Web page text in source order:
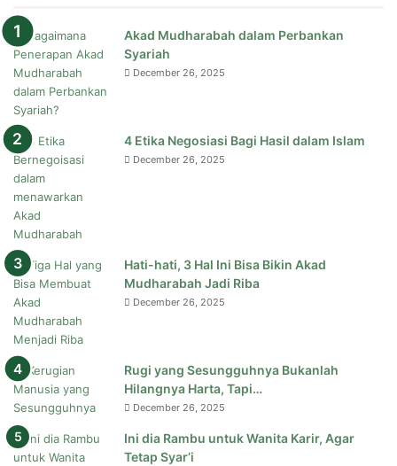
Akad Mudharabah dalam Perbankan
Syariah
December 26, 2025
4 Etika Negosiasi Bagi Hasil dalam Islam
December 26, 2025
Hati-hati, 3 Hal Ini Bisa Bikin Akad
Mudharabah Jadi Riba
December 26, 2025
Rugi yang Sesungguhnya Bukanlah
Hilangnya Harta, Tapi…
December 26, 2025
Ini dia Rambu untuk Wanita Karir, Agar
Tetap Syar’i